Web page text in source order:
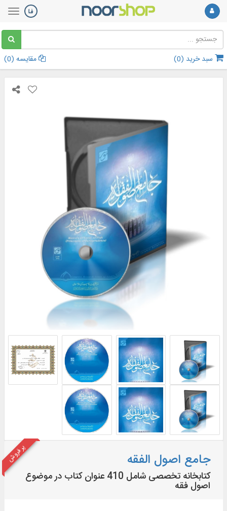
سبد خرید (0
) مقایسه (0
)
پر فروش جامع اصول الفقه
کتابخانه تخصصی شامل 410 عنوان کتاب در موضوع
اصول فقه